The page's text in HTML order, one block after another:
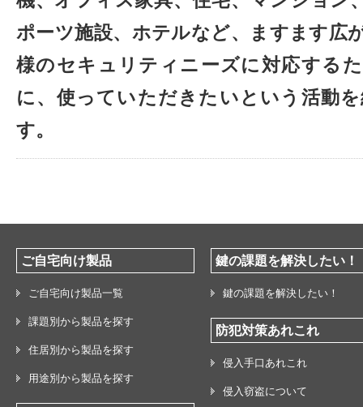
ポーツ施設、ホテルなど、ますます広
様のセキュリティニーズに対応する
に、使っていただきたいという活動
す。
ご自宅向け製品
ご自宅向け製品一覧
課題別から製品を探す
住居別から製品を探す
用途別から製品を探す
鍵の課題を解決したい！
鍵の課題を解決したい！
防犯対策あれこれ
侵入手口あれこれ
侵入窃盗について